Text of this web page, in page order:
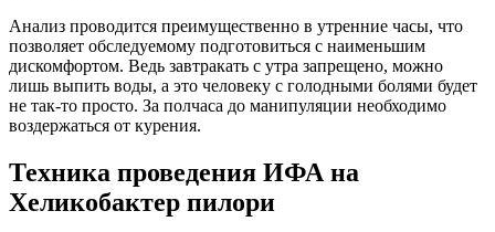
Анализ проводится преимущественно в утренние часы, что
позволяет обследуемому подготовиться с наименьшим
дискомфортом. Ведь завтракать с утра запрещено, можно
лишь выпить воды, а это человеку с голодными болями будет
не так-то просто. За полчаса до манипуляции необходимо
воздержаться от курения.
Техника проведения ИФА на
Хеликобактер пилори